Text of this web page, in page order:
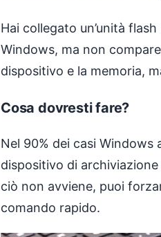
Hai collegato un’unità
Windows, ma non
dispositivo e la memoria,
Cosa dovresti fare?
Nel 90% dei casi Windows
dispositivo di
ciò non avviene, puoi
comando rapido.